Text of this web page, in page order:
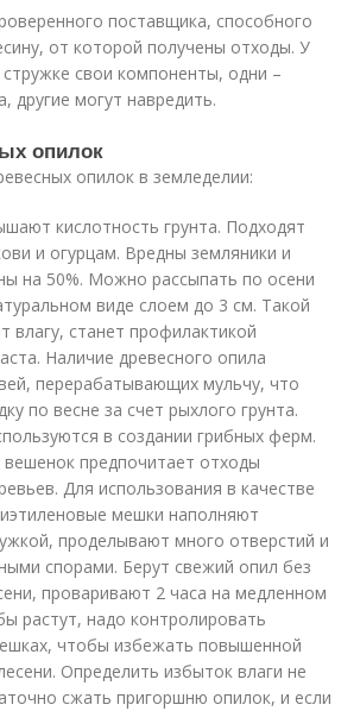
поставщика, способного
от которой получены отходы. У
свои компоненты, одни –
другие могут навредить.
опилок
опилок в земледелии:
кислотность грунта. Подходят
и огурцам. Вредны земляники и
на 50%. Можно рассыпать по осени
виде слоем до 3 см. Такой
влагу, станет профилактикой
Наличие древесного опила
перерабатывающих мульчу, что
по весне за счет рыхлого грунта.
в создании грибных ферм.
предпочитает отходы
Для использования в качестве
мешки наполняют
проделывают много отверстий и
спорами. Берут свежий опил без
проваривают 2 часа на медленном
растут, надо контролировать
чтобы избежать повышенной
Определить избыток влаги не
сжать пригоршню опилок, и если